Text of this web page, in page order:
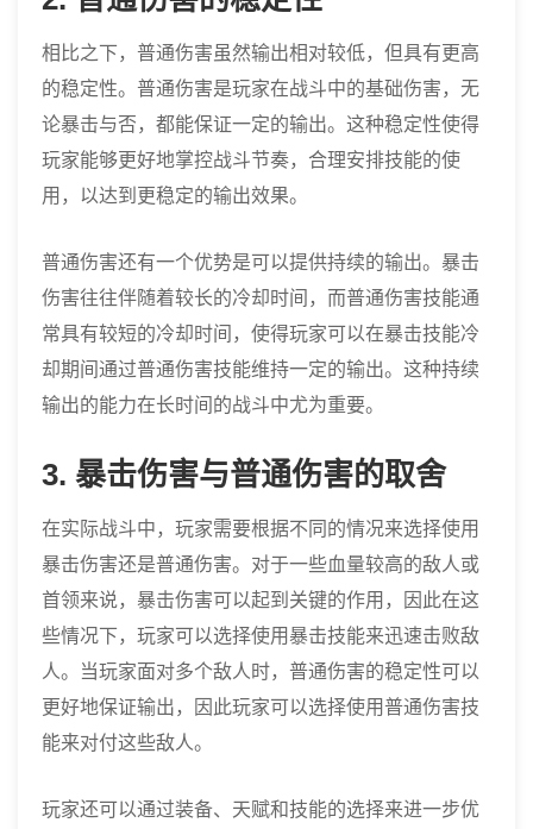
相比之下，普通伤害虽然输出相对较低，但具有更高
的稳定性。普通伤害是玩家在战斗中的基础伤害，无
论暴击与否，都能保证一定的输出。这种稳定性使得
玩家能够更好地掌控战斗节奏，合理安排技能的使
用，以达到更稳定的输出效果。
普通伤害还有一个优势是可以提供持续的输出。暴击
伤害往往伴随着较长的冷却时间，而普通伤害技能通
常具有较短的冷却时间，使得玩家可以在暴击技能冷
却期间通过普通伤害技能维持一定的输出。这种持续
输出的能力在长时间的战斗中尤为重要。
3. 暴击伤害与普通伤害的取舍
在实际战斗中，玩家需要根据不同的情况来选择使用
暴击伤害还是普通伤害。对于一些血量较高的敌人或
首领来说，暴击伤害可以起到关键的作用，因此在这
些情况下，玩家可以选择使用暴击技能来迅速击败敌
人。当玩家面对多个敌人时，普通伤害的稳定性可以
更好地保证输出，因此玩家可以选择使用普通伤害技
能来对付这些敌人。
玩家还可以通过装备、天赋和技能的选择来进一步优